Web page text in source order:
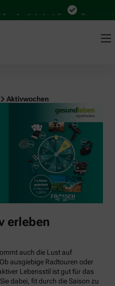
Apotheke bestellen Bequem
Aktivwochen
erleben
auch die Lust auf
ausgiebige Radtouren oder
Lebensstil ist gut für das
dabei, fit durch die Saison zu